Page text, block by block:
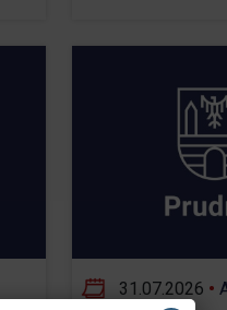
31.07.2026 •